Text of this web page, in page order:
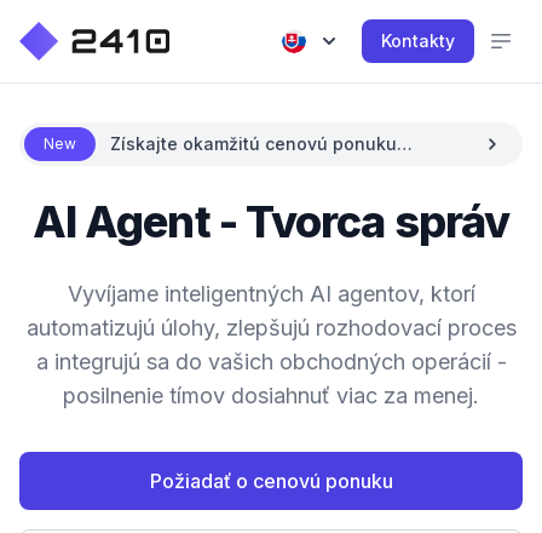
Kontakty
New
Získajte okamžitú cenovú ponuku
AI Agent - Tvorca správ
Vyvíjame inteligentných AI agentov, ktorí
automatizujú úlohy, zlepšujú rozhodovací proces
a integrujú sa do vašich obchodných operácií -
posilnenie tímov dosiahnuť viac za menej.
Požiadať o cenovú ponuku